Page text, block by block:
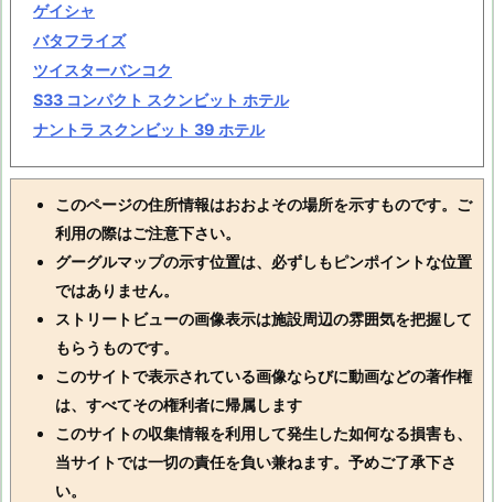
ゲイシャ
バタフライズ
ツイスターバンコク
S33 コンパクト スクンビット ホテル
ナントラ スクンビット 39 ホテル
このページの住所情報はおおよその場所を示すものです。ご
利用の際はご注意下さい。
グーグルマップの示す位置は、必ずしもピンポイントな位置
ではありません。
ストリートビューの画像表示は施設周辺の雰囲気を把握して
もらうものです。
このサイトで表示されている画像ならびに動画などの著作権
は、すべてその権利者に帰属します
このサイトの収集情報を利用して発生した如何なる損害も、
当サイトでは一切の責任を負い兼ねます。予めご了承下さ
い。